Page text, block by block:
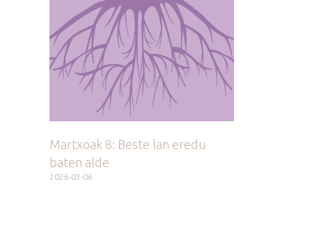
Martxoak 8: Beste lan eredu
baten alde
2026-03-06